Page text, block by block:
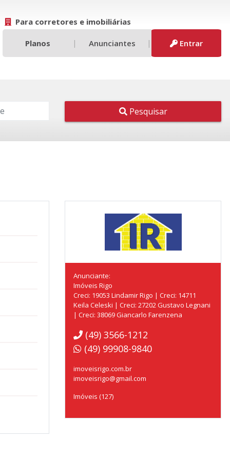
Para corretores e imobiliárias
Planos | Anunciantes | Entrar
Pesquisar
Anunciante:
Imóveis Rigo
Creci: 19053 Lindamir Rigo | Creci: 14711
Keila Celeski | Creci: 27202 Gustavo Legnani
| Creci: 38069 Giancarlo Farenzena
(49) 3566-1212
(49) 99908-9840
imoveisrigo.com.br
imoveisrigo@gmail.com
Imóveis (127)